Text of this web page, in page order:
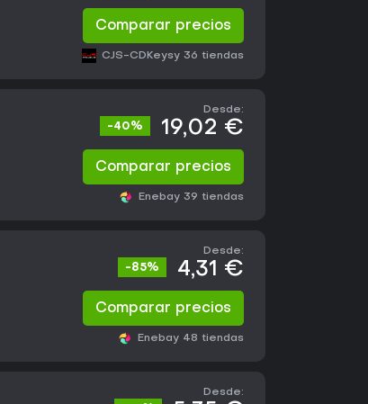
Comparar precios
CJS-CDKeysy 36 tiendas
-40%
Desde:
19,02 €
Comparar precios
Enebay 39 tiendas
-85%
Desde:
4,31 €
Comparar precios
Enebay 48 tiendas
Desde: